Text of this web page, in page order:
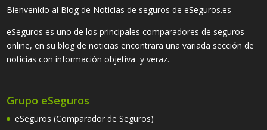
Bienvenido al Blog de Noticias de seguros de eSeguros.es
eSeguros es uno de los principales comparadores de seguros
online, en su blog de noticias encontrara una variada sección de
noticias con información objetiva y veraz.
Grupo eSeguros
eSeguros (Comparador de Seguros)